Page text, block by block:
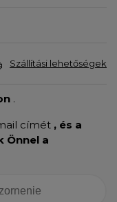
Szállítási lehetőségek
.
címét , és a
Önnel a